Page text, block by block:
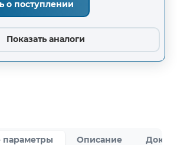
о поступлении
Показать аналоги
параметры Описание